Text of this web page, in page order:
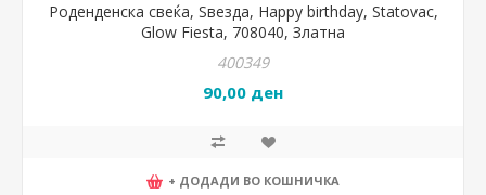
Роденденска свеќа, Ѕвезда, Happy birthday, Statovac,
Glow Fiesta, 708040, Златна
400349
90,00 ден
+ ДОДАДИ ВО КОШНИЧКА